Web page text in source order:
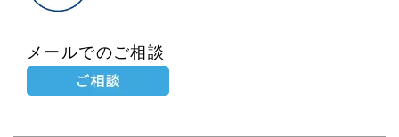
メールでのご相談